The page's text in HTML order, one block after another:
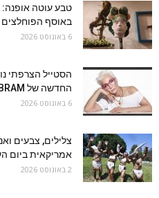
טבע עוטה
באוסף הפוחלצים
6 באוגוסט 2026
הסטייל הצרפתי
החדשה של CAROLIN ABRAM הושקה
6 באוגוסט 2026
צלילים, צבעים
אמריקאית ביום
2 באוגוסט 2026